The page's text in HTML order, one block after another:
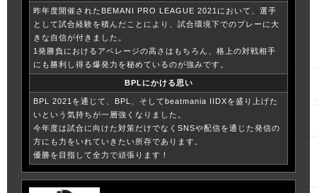
昨年度開催されたBEMANI PRO LEAGUE 2021において、選手
として試合経験を積んだことにより、試合環境下でのプレーに大
きな自信が付きました。
1発勝負におけるアベレージの高さはもちろん、格上の対戦相手
にも勝利し得る爆発力を秘めているのが強みです。
BPLにかける思い
BPL 2021を通じて、BPL、そしてbeatmania IIDXを盛り上げた
いという気持ちが一層強くなりました。
今年度は試合に向けた対策だけでなくSNSや配信を通じた発信の
方にも力をいれていきたい所存であります。
優勝を目指して全力で頑張ります！